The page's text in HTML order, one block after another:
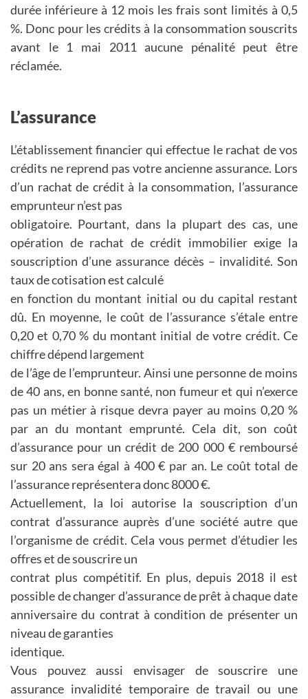
durée inférieure à 12 mois les frais sont limités à 0,5
%. Donc pour les crédits à la consommation souscrits
avant le 1 mai 2011 aucune pénalité peut être
réclamée.
L’assurance
L’établissement financier qui effectue le rachat de vos
crédits ne reprend pas votre ancienne assurance. Lors
d’un rachat de crédit à la consommation, l’assurance
emprunteur n’est pas
obligatoire. Pourtant, dans la plupart des cas, une
opération de rachat de crédit immobilier exige la
souscription d’une assurance décès – invalidité. Son
taux de cotisation est calculé
en fonction du montant initial ou du capital restant
dû. En moyenne, le coût de l’assurance s’étale entre
0,20 et 0,70 % du montant initial de votre crédit. Ce
chiffre dépend largement
de l’âge de l’emprunteur. Ainsi une personne de moins
de 40 ans, en bonne santé, non fumeur et qui n’exerce
pas un métier à risque devra payer au moins 0,20 %
par an du montant emprunté. Cela dit, son coût
d’assurance pour un crédit de 200 000 € remboursé
sur 20 ans sera égal à 400 € par an. Le coût total de
l’assurance représentera donc 8000 €.
Actuellement, la loi autorise la souscription d’un
contrat d’assurance auprès d’une société autre que
l’organisme de crédit. Cela vous permet d’étudier les
offres et de souscrire un
contrat plus compétitif. En plus, depuis 2018 il est
possible de changer d’assurance de prêt à chaque date
anniversaire du contrat à condition de présenter un
niveau de garanties
identique.
Vous pouvez aussi envisager de souscrire une
assurance invalidité temporaire de travail ou une